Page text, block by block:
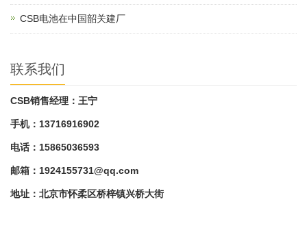
CSB电池在中国韶关建厂
联系我们
CSB销售经理：王宁
手机：13716916902
电话：15865036593
邮箱： 1924155731@qq.com
地址：北京市怀柔区桥梓镇兴桥大街